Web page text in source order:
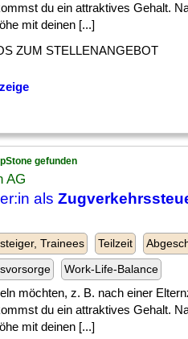
du ein attraktives Gehalt.
mit deinen [...]
ZUM STELLENANGEBOT
gefunden
AG
als
Trainees
Teilzeit
Work-Life-Balance
möchten, z. B. nach einer
du ein attraktives Gehalt.
mit deinen [...]